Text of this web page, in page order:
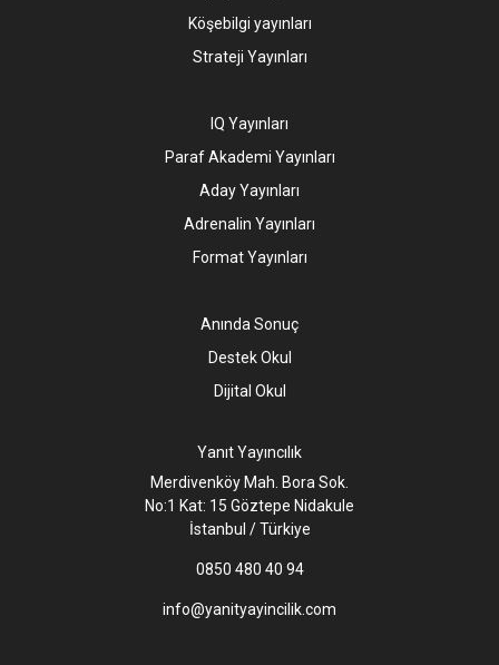
Köşebilgi yayınları
Strateji Yayınları
IQ Yayınları
Paraf Akademi Yayınları
Aday Yayınları
Adrenalin Yayınları
Format Yayınları
Anında Sonuç
Destek Okul
Dijital Okul
Yanıt Yayıncılık
Merdivenköy Mah. Bora Sok.
No:1 Kat: 15 Göztepe Nidakule
İstanbul / Türkiye
0850 480 40 94
info@yanityayincilik.com